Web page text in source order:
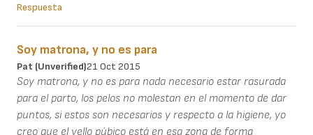
Respuesta
Soy matrona, y no es para
Pat (unverified)21 Oct 2015
Soy matrona, y no es para nada necesario estar rasurada
para el parto, los pelos no molestan en el momento de dar
puntos, si estos son necesarios y respecto a la higiene, yo
creo que el vello púbico está en esa zona de forma